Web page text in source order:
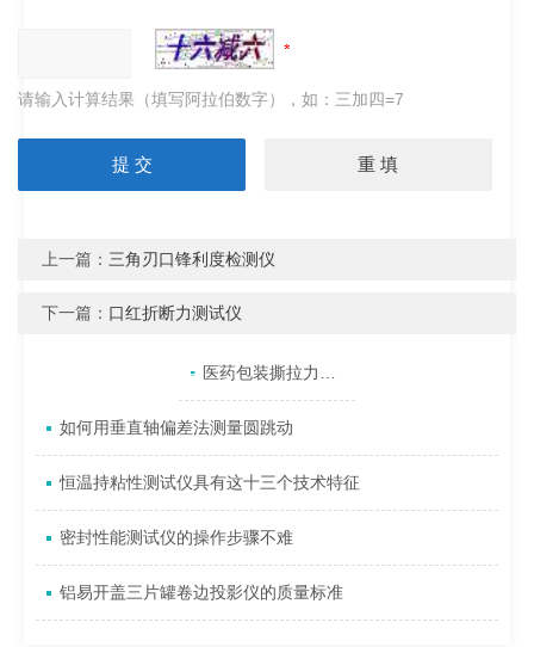
请输入计算结果（填写阿拉伯数字），如：三加四=7
上一篇：三角刃口锋利度检测仪
下一篇： 口红折断力测试仪
相关文章 医药包装撕拉力测试仪的数据分析方法及其重要性
如何用垂直轴偏差法测量圆跳动
恒温持粘性测试仪具有这十三个技术特征
密封性能测试仪的操作步骤不难
铝易开盖三片罐卷边投影仪的质量标准